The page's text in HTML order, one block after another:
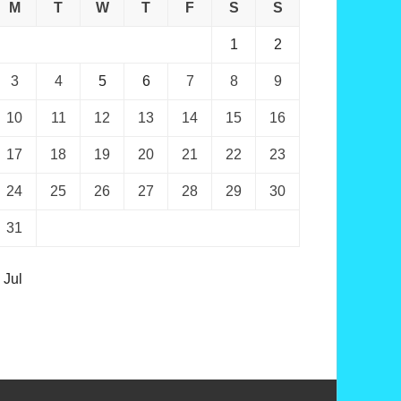
M T W T F S S
1 2
3 4 5 6 7 8 9
10 11 12 13 14 15 16
17 18 19 20 21 22 23
24 25 26 27 28 29 30
31